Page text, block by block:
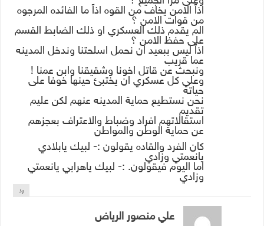
اذاً الامن يخاف من القوه اذاً ما الفائده المرجوه
من قوات الامن ؟
الم يقدم ذلك العسكري او ذلك الضابط القسم
على حفظ الامن ؟
اذاً ليس ببعيد ان نحمل اسلحتنا وندخل المدينه
عما قريب
ونبحث عن قاتل اخونا وشقيقنا وابن عمنا !
وعلي كل عسكري ان يختبئ حينها خوفا على
حياته
نحن نستطيع حماية المدينه عنهم لكن عليم
تقديم
استقالاتهم افراد وضباط والاعتراف بعجزهم
عن حماية الوطن والمواطن
كان الفرد والقاده يقولون :- لبيك يابلادي
يانعمتي وزادي
اما اليوم فيقولون. :- لبيك ياهرابي يانعمتي
وزادي
رد
علي منصور الرياض